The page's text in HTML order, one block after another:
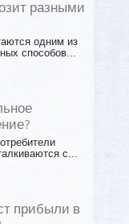
разными
одним из
способов...
с...
прибыли в